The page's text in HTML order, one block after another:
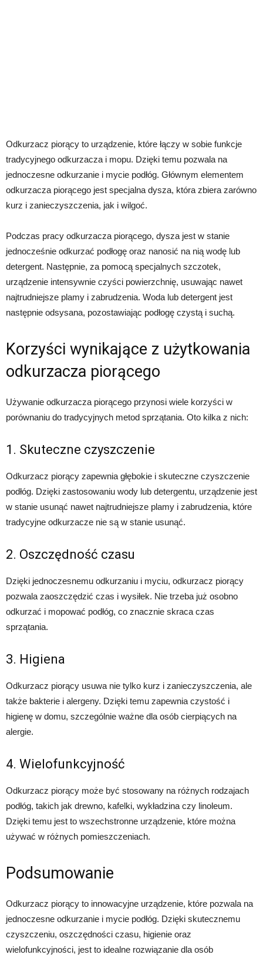
Odkurzacz piorący to urządzenie, które łączy w sobie funkcje
tradycyjnego odkurzacza i mopu. Dzięki temu pozwala na
jednoczesne odkurzanie i mycie podłóg. Głównym elementem
odkurzacza piorącego jest specjalna dysza, która zbiera zarówno
kurz i zanieczyszczenia, jak i wilgoć.
Podczas pracy odkurzacza piorącego, dysza jest w stanie
jednocześnie odkurzać podłogę oraz nanosić na nią wodę lub
detergent. Następnie, za pomocą specjalnych szczotek,
urządzenie intensywnie czyści powierzchnię, usuwając nawet
najtrudniejsze plamy i zabrudzenia. Woda lub detergent jest
następnie odsysana, pozostawiając podłogę czystą i suchą.
Korzyści wynikające z użytkowania
odkurzacza piorącego
Używanie odkurzacza piorącego przynosi wiele korzyści w
porównaniu do tradycyjnych metod sprzątania. Oto kilka z nich:
1. Skuteczne czyszczenie
Odkurzacz piorący zapewnia głębokie i skuteczne czyszczenie
podłóg. Dzięki zastosowaniu wody lub detergentu, urządzenie jest
w stanie usunąć nawet najtrudniejsze plamy i zabrudzenia, które
tradycyjne odkurzacze nie są w stanie usunąć.
2. Oszczędność czasu
Dzięki jednoczesnemu odkurzaniu i myciu, odkurzacz piorący
pozwala zaoszczędzić czas i wysiłek. Nie trzeba już osobno
odkurzać i mopować podłóg, co znacznie skraca czas
sprzątania.
3. Higiena
Odkurzacz piorący usuwa nie tylko kurz i zanieczyszczenia, ale
także bakterie i alergeny. Dzięki temu zapewnia czystość i
higienę w domu, szczególnie ważne dla osób cierpiących na
alergie.
4. Wielofunkcyjność
Odkurzacz piorący może być stosowany na różnych rodzajach
podłóg, takich jak drewno, kafelki, wykładzina czy linoleum.
Dzięki temu jest to wszechstronne urządzenie, które można
używać w różnych pomieszczeniach.
Podsumowanie
Odkurzacz piorący to innowacyjne urządzenie, które pozwala na
jednoczesne odkurzanie i mycie podłóg. Dzięki skutecznemu
czyszczeniu, oszczędności czasu, higienie oraz
wielofunkcyjności, jest to idealne rozwiązanie dla osób